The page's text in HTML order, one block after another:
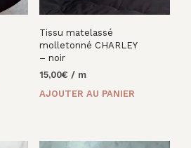
Tissu matelassé
molletonné CHARLEY
– noir
15,00€ / m
AJOUTER AU PANIER